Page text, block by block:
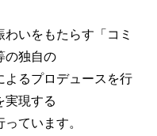
いをもたらす「コミ
の独自の
ロデュースを行
実現する
ます。